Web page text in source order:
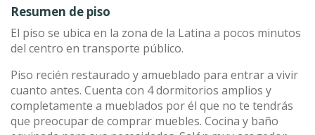
Resumen de piso
El piso se ubica en la zona de la Latina a pocos minutos
del centro en transporte público.
Piso recién restaurado y amueblado para entrar a vivir
cuanto antes. Cuenta con 4 dormitorios amplios y
completamente a mueblados por él que no te tendrás
que preocupar de comprar muebles. Cocina y baño